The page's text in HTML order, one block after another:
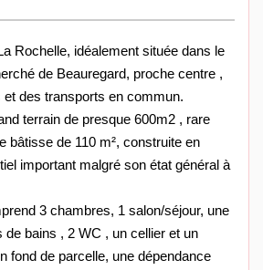
Rochelle, idéalement située dans le
de Beauregard, proche centre ,
des transports en commun.
terrain de presque 600m2 , rare
bâtisse de 110 m², construite en
important malgré son état général à
3 chambres, 1 salon/séjour, une
de bains , 2 WC , un cellier et un
fond de parcelle, une dépendance